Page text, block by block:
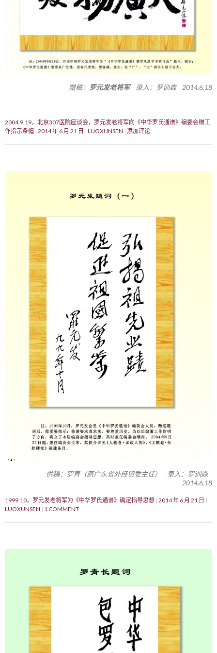
赠稿： 罗元发老将军录入：罗训森 2014.6.18
2004.9.19，北京307医院座谈会，罗元发老将军向《中华罗氏通谱》编委会赠工
作指示条幅 2014 年 6 月 21 日 LUOXUNSEN 添加评论
供稿：罗青（原广东省外经贸委主任） 录入：罗训森
2014.6.18
1999.10，罗元发老将军为《中华罗氏通谱》确定指导思想 2014 年 6 月 21 日
LUOXUNSEN
1 COMMENT